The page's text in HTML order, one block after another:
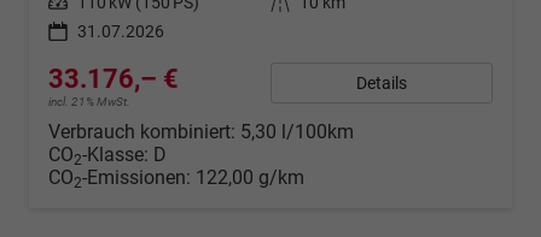
31.07.2026
33.176,– €
incl. 21% MwSt.
Details
Verbrauch kombiniert: 5,30 l/100km
CO2-Klasse: D
CO2-Emissionen: 122,00 g/km